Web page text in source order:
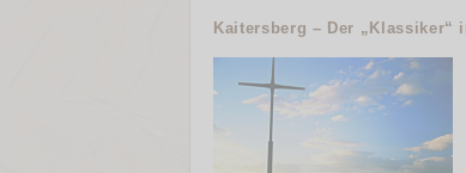
Kaitersberg – Der „Klassiker“